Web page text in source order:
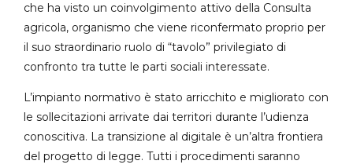
che ha visto un coinvolgimento attivo della Consulta
agricola, organismo che viene riconfermato proprio per
il suo straordinario ruolo di “tavolo” privilegiato di
confronto tra tutte le parti sociali interessate.
L’impianto normativo è stato arricchito e migliorato con
le sollecitazioni arrivate dai territori durante l’udienza
conoscitiva. La transizione al digitale è un’altra frontiera
del progetto di legge. Tutti i procedimenti saranno